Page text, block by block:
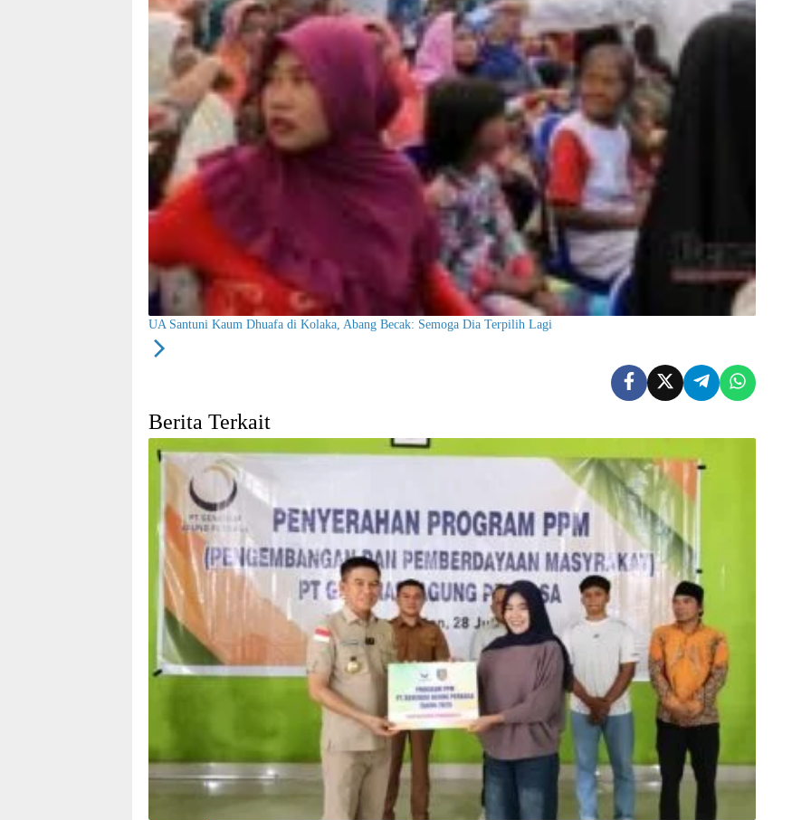
UA Santuni Kaum Dhuafa di Kolaka, Abang Becak: Semoga Dia Terpilih Lagi
Berita Terkait